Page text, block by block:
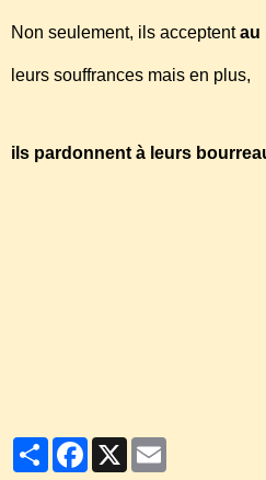
Non seulement, ils acceptentau
leurs souffrances mais en plus,
ils pardonnent à leurs
PartagerFacebook
X